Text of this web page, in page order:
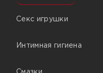
Секс игрушки
Интимная гигиена